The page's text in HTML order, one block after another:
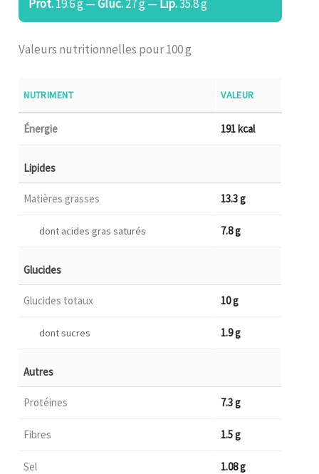
Prot.19.6 g —Gluc.27 g — Lip.35.8 g
Valeurs nutritionnelles pour 100 g
NUTRIMENT VALEUR
Énergie 191 kcal
Lipides
Matières grasses 13.3 g
dont acides gras saturés 7.8 g
Glucides
Glucides totaux 10 g
dont sucres 1.9 g
Autres
Protéines 7.3 g
Fibres 1.5 g
Sel 1.08 g